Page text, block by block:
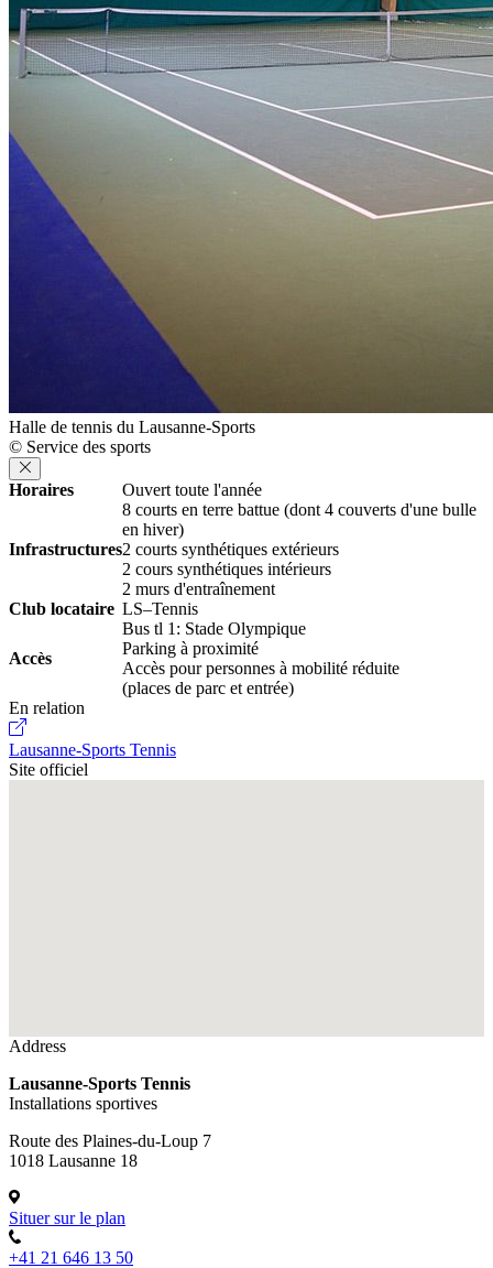
Halle de tennis du Lausanne-Sports
© Service des sports
Horaires Ouvert toute l'année
Infrastructures
8 courts en terre battue (dont 4 couverts d'une bulle
en hiver)
2 courts synthétiques extérieurs
2 cours synthétiques intérieurs
2 murs d'entraînement
Club locataire LS–Tennis
Accès
Bus tl 1: Stade Olympique
Parking à proximité
Accès pour personnes à mobilité réduite
(places de parc et entrée)
En relation
Lausanne-Sports Tennis
Site officiel
Address
Lausanne-Sports Tennis
Installations sportives
Route des Plaines-du-Loup 7
1018 Lausanne 18
Situer sur le plan
+41 21 646 13 50